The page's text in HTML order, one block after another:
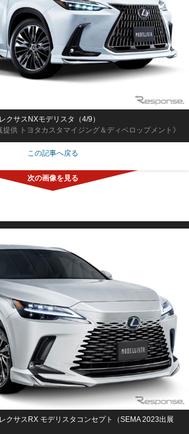
提供 トヨタカスタマイジング＆ディベロップメント》
クサスNXモデリスタ（4/9）
この記事へ戻る
クサスRX モデリスタコンセプト（SEMA 2023出展